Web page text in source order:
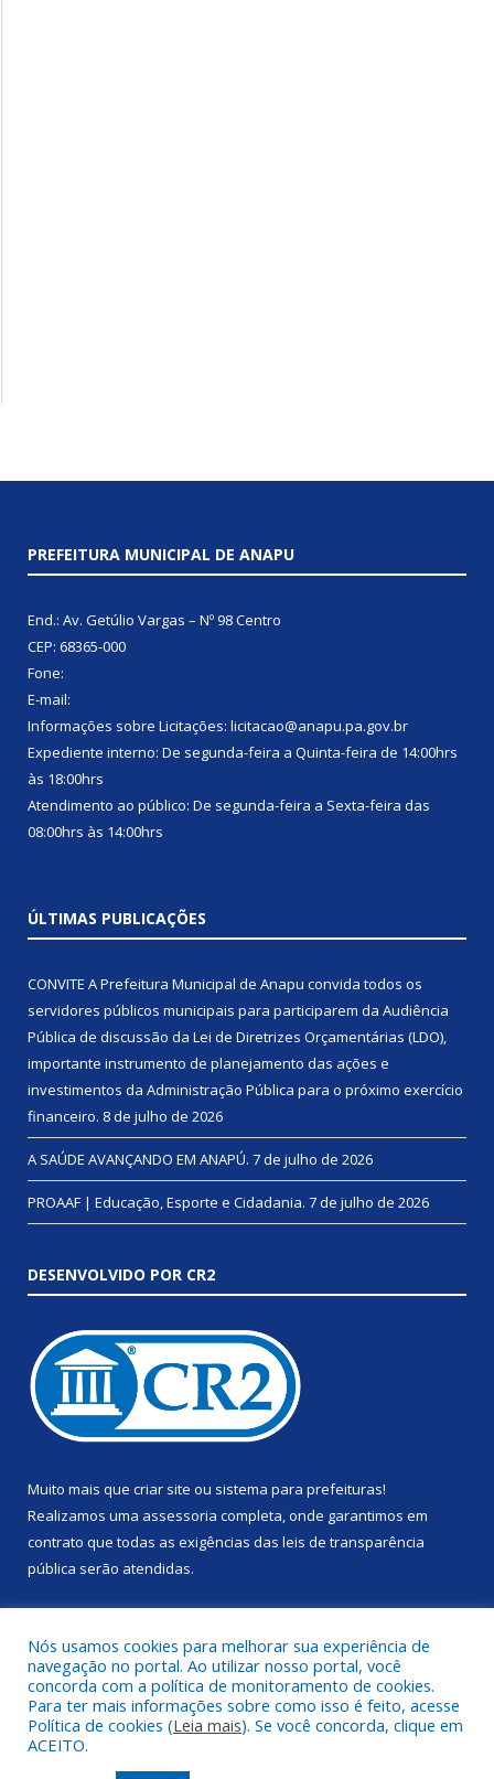
PREFEITURA MUNICIPAL DE ANAPU
End.: Av. Getúlio Vargas – Nº 98 Centro
CEP: 68365-000
Fone:
E-mail:
Informações sobre Licitações: licitacao@anapu.pa.gov.br
Expediente interno: De segunda-feira a Quinta-feira de 14:00hrs
às 18:00hrs
Atendimento ao público: De segunda-feira a Sexta-feira das
08:00hrs às 14:00hrs
ÚLTIMAS PUBLICAÇÕES
CONVITE A Prefeitura Municipal de Anapu convida todos os
servidores públicos municipais para participarem da Audiência
Pública de discussão da Lei de Diretrizes Orçamentárias (LDO),
importante instrumento de planejamento das ações e
investimentos da Administração Pública para o próximo exercício
financeiro. 8 de julho de 2026
A SAÚDE AVANÇANDO EM ANAPÚ. 7 de julho de 2026
PROAAF | Educação, Esporte e Cidadania. 7 de julho de 2026
DESENVOLVIDO POR CR2
Muito mais que criar site ou sistema para prefeituras!
Realizamos uma assessoria completa, onde garantimos em
contrato que todas as exigências das leis de transparência
pública serão atendidas.
Todos os direitos reservados a Prefeitura Municipal de Anapu.
Nós usamos cookies para melhorar sua experiência de
navegação no portal. Ao utilizar nosso portal, você
concorda com a política de monitoramento de cookies.
Para ter mais informações sobre como isso é feito, acesse
Política de cookies (Leia mais). Se você concorda, clique em
ACEITO.